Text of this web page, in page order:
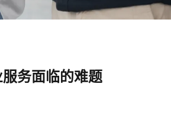
务面临的难题